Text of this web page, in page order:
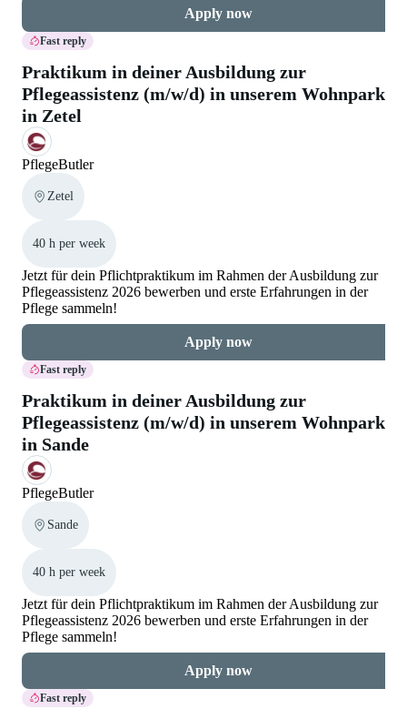
Apply now
Fast reply
Praktikum in deiner Ausbildung zur
Pflegeassistenz (m/w/d) in unserem Wohnpark
in Zetel
PflegeButler
Zetel
40 h per week
Jetzt für dein Pflichtpraktikum im Rahmen der Ausbildung zur
Pflegeassistenz 2026 bewerben und erste Erfahrungen in der
Pflege sammeln!
Apply now
Fast reply
Praktikum in deiner Ausbildung zur
Pflegeassistenz (m/w/d) in unserem Wohnpark
in Sande
PflegeButler
Sande
40 h per week
Jetzt für dein Pflichtpraktikum im Rahmen der Ausbildung zur
Pflegeassistenz 2026 bewerben und erste Erfahrungen in der
Pflege sammeln!
Apply now
Fast reply